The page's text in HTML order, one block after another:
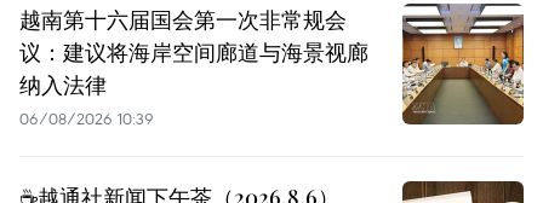
越南第十六届国会第一次非常规会
议：建议将海岸空间廊道与海景视廊
纳入法律
06/08/2026 10:39
☕️越通社新闻下午茶（2026.8.6）